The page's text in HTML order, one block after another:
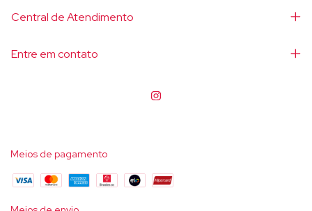
Central de Atendimento
Entre em contato
Meios de pagamento